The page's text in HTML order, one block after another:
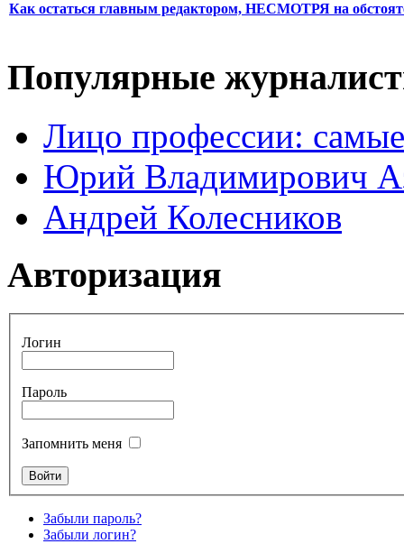
Как остаться главным редактором, НЕСМОТРЯ на
Популярные
Лицо профессии:
Юрий Владимирович
Андрей Колесников
Авторизация
Логин
Пароль
Запомнить меня
Забыли пароль?
Забыли логин?